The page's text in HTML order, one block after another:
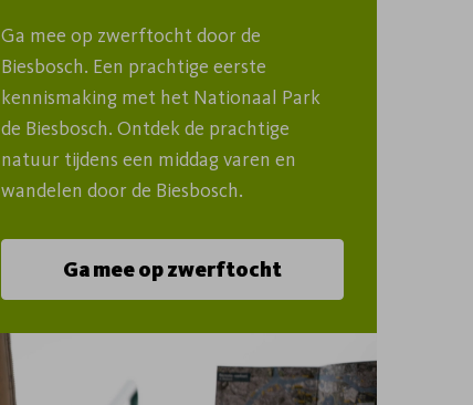
Ga mee op zwerftocht door de
Biesbosch. Een prachtige eerste
kennismaking met het Nationaal Park
de Biesbosch. Ontdek de prachtige
natuur tijdens een middag varen en
wandelen door de Biesbosch.
Ga mee op zwerftocht